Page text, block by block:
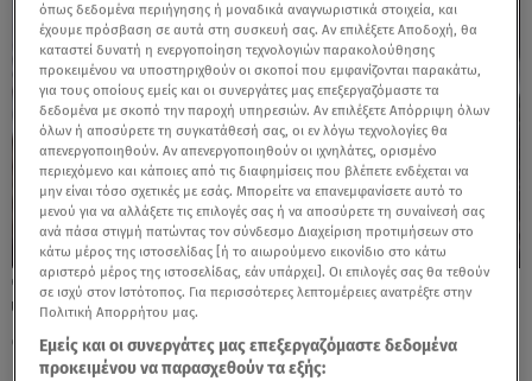
19.07.25, 08:11
Ψηφιακό πελατολόγιο και στα συνεργεία
αυτοκινήτων - Τι αλλάζει
όπως δεδομένα περιήγησης ή μοναδικά αναγνωριστικά στοιχεία, και
έχουμε πρόσβαση σε αυτά στη συσκευή σας. Αν επιλέξετε Αποδοχή, θα
καταστεί δυνατή η ενεργοποίηση τεχνολογιών παρακολούθησης
προκειμένου να υποστηριχθούν οι σκοποί που εμφανίζονται παρακάτω,
για τους οποίους εμείς και οι συνεργάτες μας επεξεργαζόμαστε τα
δεδομένα με σκοπό την παροχή υπηρεσιών. Αν επιλέξετε Απόρριψη όλων
όλων ή αποσύρετε τη συγκατάθεσή σας, οι εν λόγω τεχνολογίες θα
απενεργοποιηθούν. Αν απενεργοποιηθούν οι ιχνηλάτες, ορισμένο
περιεχόμενο και κάποιες από τις διαφημίσεις που βλέπετε ενδέχεται να
μην είναι τόσο σχετικές με εσάς. Μπορείτε να επανεμφανίσετε αυτό το
μενού για να αλλάξετε τις επιλογές σας ή να αποσύρετε τη συναίνεσή σας
ανά πάσα στιγμή πατώντας τον σύνδεσμο Διαχείριση προτιμήσεων στο
κάτω μέρος της ιστοσελίδας [ή το αιωρούμενο εικονίδιο στο κάτω
αριστερό μέρος της ιστοσελίδας, εάν υπάρχει]. Οι επιλογές σας θα τεθούν
σε ισχύ στον Ιστότοπος. Για περισσότερες λεπτομέρειες ανατρέξτε στην
Πολιτική Απορρήτου μας.
Εμείς και οι συνεργάτες μας επεξεργαζόμαστε δεδομένα
προκειμένου να παρασχεθούν τα εξής: